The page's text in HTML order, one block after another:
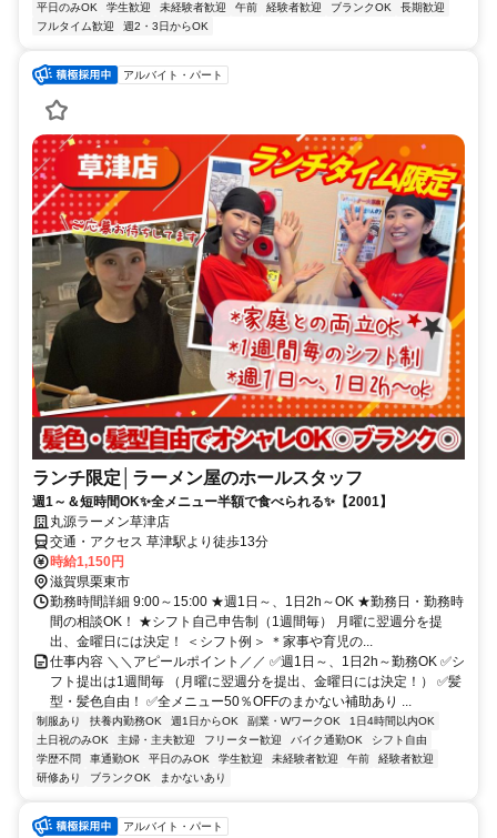
平日のみOK
学生歓迎 未経験者歓迎 午前 経験者歓迎 ブランクOK
長期歓迎
フルタイム歓迎
週2・3日からOK
アルバイト・パート
ランチ限定│ラーメン屋のホールスタッフ
週1～＆短時間OK✨全メニュー半額で食べられる✨【2001】
丸源ラーメン草津店
交通・アクセス 草津駅より徒歩13分
時給1,150円
滋賀県栗東市
勤務時間詳細 9:00～15:00 ★週1日～、1日2h～OK ★勤務日・勤務時
間の相談OK！ ★シフト自己申告制（1週間毎） 月曜に翌週分を提
出、金曜日には決定！ ＜シフト例＞ ＊家事や育児の...
仕事内容 ＼＼アピールポイント／／ ✅週1日～、1日2h～勤務OK ✅シ
フト提出は1週間毎 （月曜に翌週分を提出、金曜日には決定！） ✅髪
型・髪色自由！ ✅全メニュー50％OFFのまかない補助あり ...
制服あり 扶養内勤務OK 週1日からOK 副業・WワークOK
1日4時間以内OK
土日祝のみOK
主婦・主夫歓迎 フリーター歓迎 バイク通勤OK
シフト自由
学歴不問
車通勤OK 平日のみOK 学生歓迎 未経験者歓迎 午前
経験者歓迎
研修あり
ブランクOK まかないあり
アルバイト・パート